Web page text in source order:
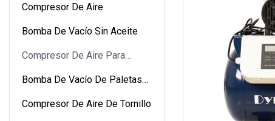
Compresor De Aire
Bomba De Vacío Sin Aceite
Compresor De Aire Para
Bomba De Vacío De Paletas
Compresor De Aire De Tornillo